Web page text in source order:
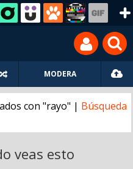
MODERA
con "rayo" | Búsqueda
veas esto